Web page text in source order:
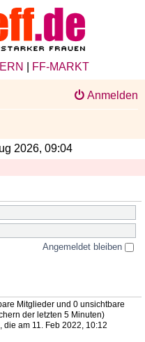
FF-MARKT
Anmelden
2026, 09:04
Angemeldet bleiben
Mitglieder und 0 unsichtbare
der letzten 5 Minuten)
die am 11. Feb 2022, 10:12